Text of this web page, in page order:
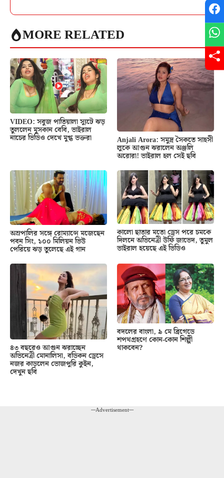
MORE RELATED
VIDEO: সবুজ পাতিয়ালা স্যুটে ঝড়
তুললেন মুসকান বেবি, ভাইরাল
নাচের ভিডিও দেখে মুগ্ধ ভক্তরা Anjali Arora: সমুদ্র সৈকতে সাহসী
লুকে আগুন ঝরালেন অঞ্জলি
অরোরা! ভাইরাল হল সেই ছবি
অম্রপালির সঙ্গে রোম্যান্সে মজেছেন
পবন সিং, ১০০ মিলিয়ন ভিউ
পেরিয়ে ঝড় তুলেছে এই গান
কালো ছাতার মতো ড্রেস পরে চমকে
দিলনে অভিনেত্রী উর্ফি জাভেদ, তুমুল
ভাইরাল হয়েছে এই ভিডিও
৪৩ বছরেও আগুন ঝরাচ্ছেন
অভিনেত্রী মোনালিসা, বডিকন ড্রেসে
নজর কাড়লেন ভোজপুরি কুইন,
দেখুন ছবি
বদলের বাংলা, ৯ মে ব্রিগেডে
শপথগ্রহণে কোন-কোন শিল্পী
থাকবেন?
---Advertisement---